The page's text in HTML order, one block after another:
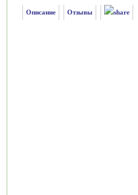
Описание Отзывы